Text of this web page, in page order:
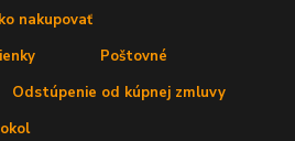
nakupovať
Poštovné
Odstúpenie od kúpnej zmluvy